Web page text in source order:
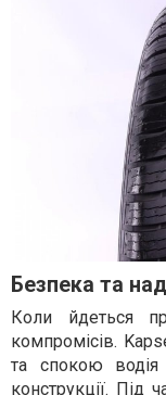
Безпека та
Коли йдеться
компромісів.
та спокою водія
конструкції. Під